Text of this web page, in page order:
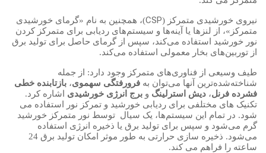
نیروی خورشیدی متمرکز (CSP)، همچنین به نام «گرمای خورشیدی
متمرکز»، از لنزها یا آینه‌ها و سیستم‌های ردیابی برای متمرکز کردن
نور خورشید استفاده می‌کند، سپس از گرمای حاصل برای تولید برق
از توربین‌های بخار معمولی استفاده می‌کند.
طیف وسیعی از فناوری‌های متمرکز وجود دارد: از جمله
شناخته‌شده‌ترین آنها می‌توان به فرورفتگی سهموی، بازتابنده خطی
فشرده فرنل، دیش استرلینگ و برج انرژی خورشیدی اشاره کرد.
تکنیک های مختلفی برای ردیابی خورشید و تمرکز نور استفاده می
شود. در تمام این سیستم‌ها، یک سیال توسط نور متمرکز خورشید
گرم می‌شود و سپس برای تولید برق یا ذخیره انرژی استفاده
می‌شود. ذخیره سازی حرارتی به طور موثر امکان تولید برق 24
ساعته را فراهم می کند.